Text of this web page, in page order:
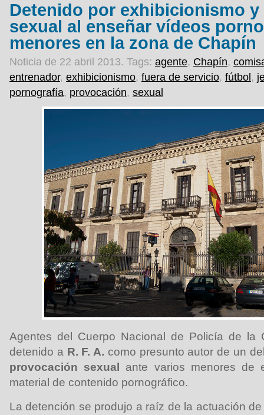
Detenido por exhibicionismo
sexual al enseñar vídeos
menores en la zona de Chapín
Noticia de 22 abril 2013. Tags: agente, Chapín,
entrenador, exhibicionismo, fuera de servicio, fútbol ,
pornografía, provocación, sexual
Agentes del Cuerpo Nacional de Policía de la
detenido a R. F. A. como presunto autor de un
provocación sexual
ante varios menores de
material de contenido pornográfico.
La detención se produjo a raíz de la actuación